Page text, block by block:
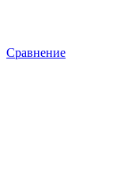
Сравнение